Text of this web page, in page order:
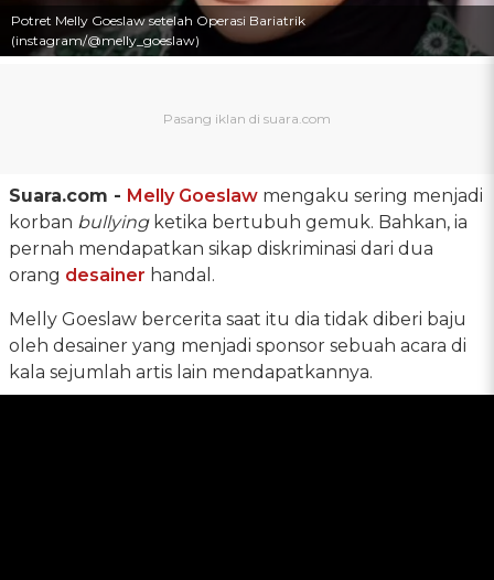
Potret Melly Goeslaw setelah Operasi Bariatrik
(instagram/@melly_goeslaw)
Suara.com - Melly Goeslaw mengaku sering menjadi
korban bullyingketika bertubuh gemuk. Bahkan, ia
pernah mendapatkan sikap diskriminasi dari dua
orang desainer handal.
Melly Goeslaw bercerita saat itu dia tidak diberi baju
oleh desainer yang menjadi sponsor sebuah acara di
kala sejumlah artis lain mendapatkannya.